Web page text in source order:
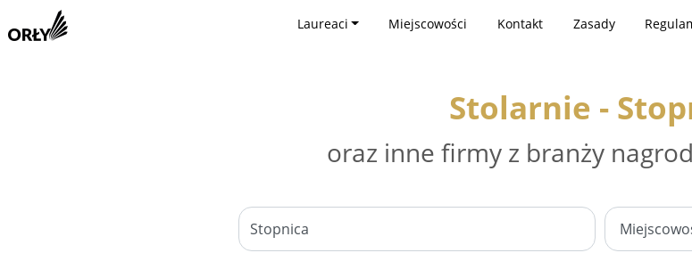
Laureaci Miejscowości Kontakt Zasady
Stolarnie -
oraz inne firmy z branży